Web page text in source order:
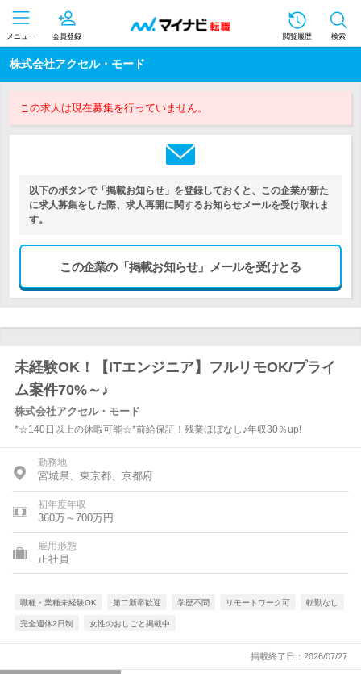
メニュー 会員登録 閲覧履歴 検索
株式会社アクセル・モード
この求人は現在募集を行っていません。
以下のボタンで「掲載お知らせ」を登録しておくと、この企業が新た
に求人募集をした際、求人再開に関するお知らせメールを受け取れま
す。
この企業の「掲載お知らせ」メールを受けとる
未経験OK！【ITエンジニア】フルリモOK/プライ
ム案件70%～♪
株式会社アクセル・モード
*☆140日以上の休暇可能☆*前給保証！残業ほぼなし♪年収30％up!
勤務地
宮城県、東京都、京都府
初年度年収
360万～700万円
雇用形態
正社員
職種・業種未経験OK 第二新卒歓迎 学歴不問 リモートワーク可 転勤なし
完全週休2日制 女性のおしごと掲載中
掲載終了日：2026/07/27